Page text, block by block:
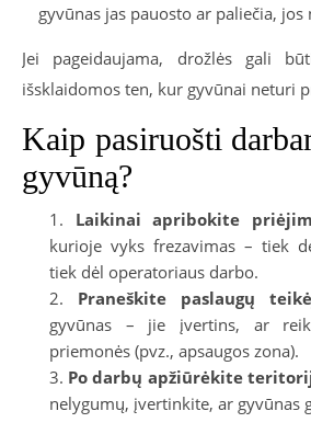
gyvūnas jas pauosto ar paliečia, jos
Jei pageidaujama, drožlės gali
išsklaidomos ten, kur gyvūnai neturi
Kaip pasiruošti
gyvūną?
Laikinai apribokite
kurioje vyks frezavimas – tiek
tiek dėl operatoriaus darbo.
Praneškite paslaugų
gyvūnas – jie įvertins, ar
priemonės (pvz., apsaugos zona).
Po darbų apžiūrėkite
nelygumų, įvertinkite, ar gyvūnas